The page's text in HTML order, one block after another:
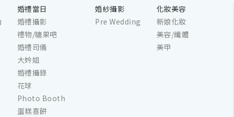
婚禮當日
婚禮攝影
禮物/糖果吧
婚禮司儀
大妗姐
婚禮攝錄
花球
Photo Booth
蛋糕喜餅
婚紗攝影
Pre Wedding
化妝美容
新娘化妝
美容/纖體
美甲